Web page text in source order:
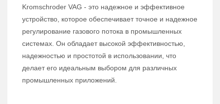
Kromschroder VAG - это надежное и эффективное
устройство, которое обеспечивает точное и надежное
регулирование газового потока в промышленных
системах. Он обладает высокой эффективностью,
надежностью и простотой в использовании, что
делает его идеальным выбором для различных
промышленных приложений.